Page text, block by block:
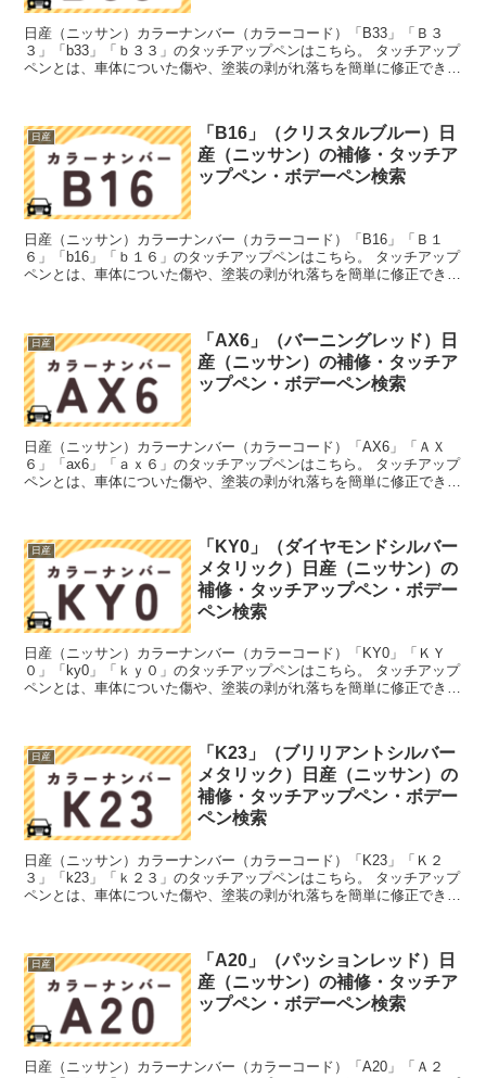
日産（ニッサン）カラーナンバー（カラーコード）「B33」「Ｂ３
３」「b33」「ｂ３３」のタッチアップペンはこちら。 タッチアップ
ペンとは、車体についた傷や、塗装の剥がれ落ちを簡単に修正できる
日産
「B16」（クリスタルブルー）日
産（ニッサン）の補修・タッチア
ップペン・ボデーペン検索
日産（ニッサン）カラーナンバー（カラーコード）「B16」「Ｂ１
６」「b16」「ｂ１６」のタッチアップペンはこちら。 タッチアップ
ペンとは、車体についた傷や、塗装の剥がれ落ちを簡単に修正できる
日産
「AX6」（バーニングレッド）日
産（ニッサン）の補修・タッチア
ップペン・ボデーペン検索
日産（ニッサン）カラーナンバー（カラーコード）「AX6」「ＡＸ
６」「ax6」「ａｘ６」のタッチアップペンはこちら。 タッチアップ
ペンとは、車体についた傷や、塗装の剥がれ落ちを簡単に修正できる
日産
「KY0」（ダイヤモンドシルバー
メタリック）日産（ニッサン）の
補修・タッチアップペン・ボデー
ペン検索
日産（ニッサン）カラーナンバー（カラーコード）「KY0」「ＫＹ
０」「ky0」「ｋｙ０」のタッチアップペンはこちら。 タッチアップ
ペンとは、車体についた傷や、塗装の剥がれ落ちを簡単に修正できる
日産
「K23」（ブリリアントシルバー
メタリック）日産（ニッサン）の
補修・タッチアップペン・ボデー
ペン検索
日産（ニッサン）カラーナンバー（カラーコード）「K23」「Ｋ２
３」「k23」「ｋ２３」のタッチアップペンはこちら。 タッチアップ
ペンとは、車体についた傷や、塗装の剥がれ落ちを簡単に修正できる
日産
「A20」（パッションレッド）日
産（ニッサン）の補修・タッチア
ップペン・ボデーペン検索
日産（ニッサン）カラーナンバー（カラーコード）「A20」「Ａ２